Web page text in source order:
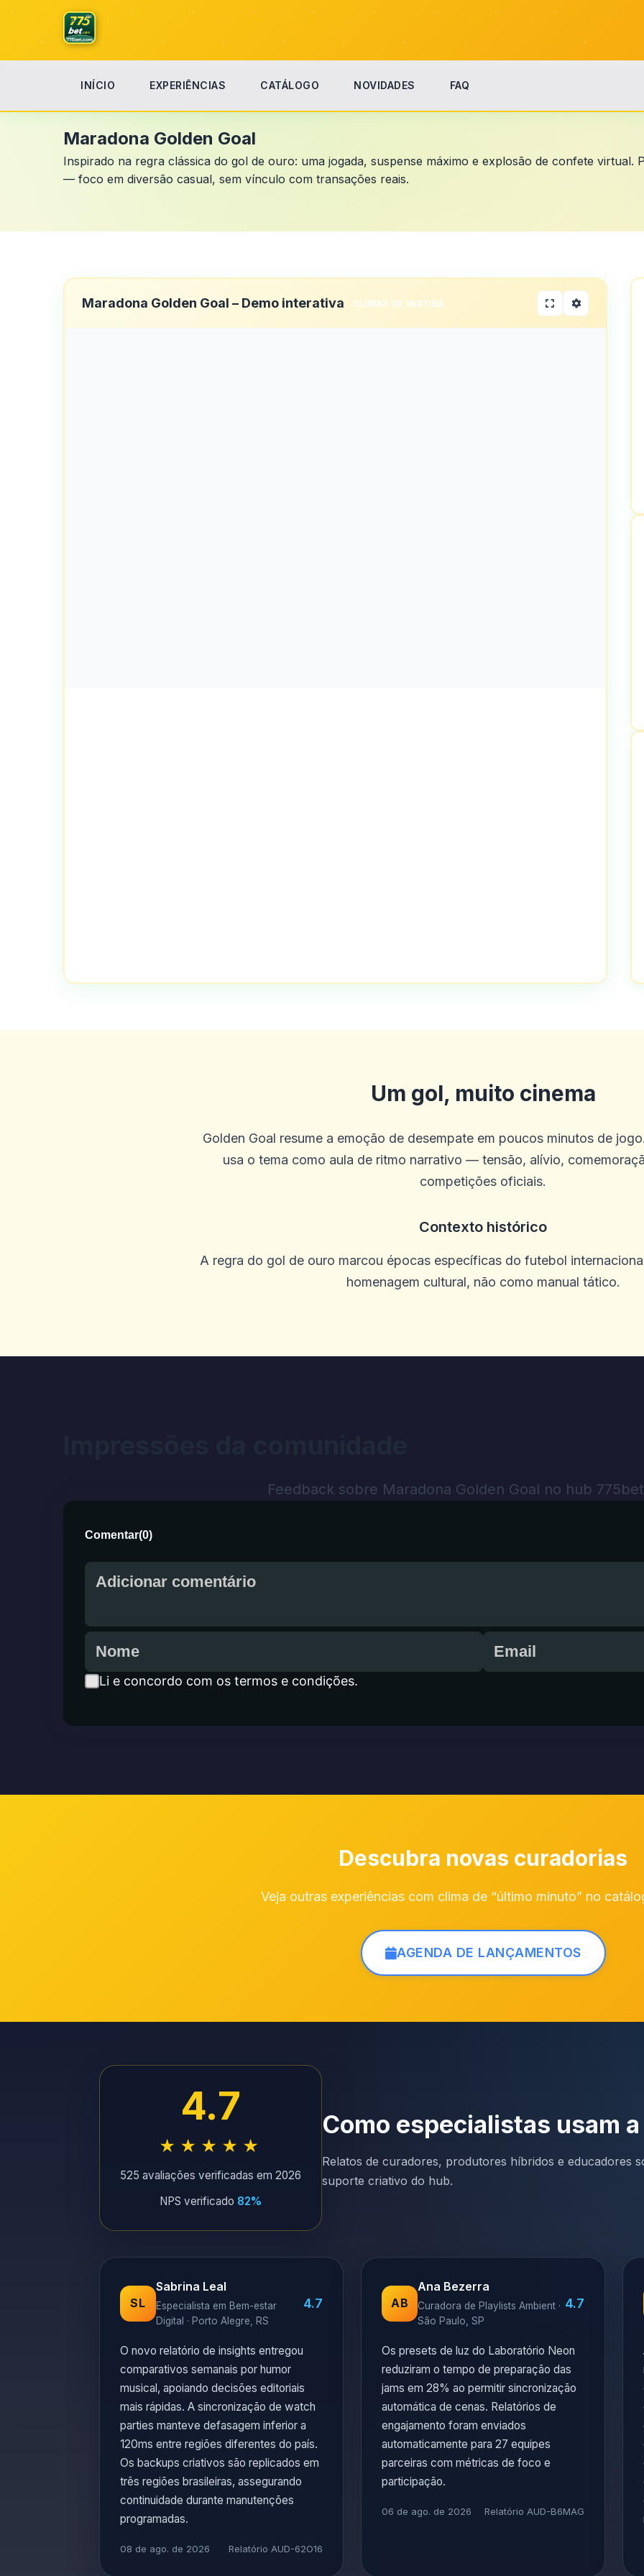
INÍCIO EXPERIÊNCIAS CATÁLOGO NOVIDADES FAQ
Maradona Golden Goal
Inspirado na regra clássica do gol de ouro: uma jogada, suspense máximo e explosão de confete
— foco em diversão casual, sem vínculo com transações reais.
Maradona Golden Goal – Demo interativa CLÍMAX DE PARTIDA
Um gol, muito cinema
Golden Goal resume a emoção de desempate em poucos minutos de
usa o tema como aula de ritmo narrativo — tensão, alívio,
competições oficiais.
Contexto histórico
A regra do gol de ouro marcou épocas específicas do futebol
homenagem cultural, não como manual tático.
Feedback sobre Maradona Golden Goal no hub
Comentar(0)
Li e concordo com os termos e condições.
Descubra novas curadorias
Veja outras experiências com clima de “último minuto” no
AGENDA DE LANÇAMENTOS
4.7
★★★★★
525 avaliações verificadas em 2026
NPS verificado 82%
Como especialistas usam
Relatos de curadores, produtores híbridos e educadores
suporte criativo do hub.
SL
Sabrina Leal
Especialista em Bem-estar
Digital · Porto Alegre, RS
4.7
O novo relatório de insights entregou
comparativos semanais por humor
musical, apoiando decisões editoriais
mais rápidas. A sincronização de watch
parties manteve defasagem inferior a
120ms entre regiões diferentes do país.
Os backups criativos são replicados em
três regiões brasileiras, assegurando
continuidade durante manutenções
programadas.
08 de ago. de 2026 Relatório AUD-62O16
AB
Ana Bezerra
Curadora de Playlists Ambient ·
São Paulo, SP
4.7
Os presets de luz do Laboratório Neon
reduziram o tempo de preparação das
jams em 28% ao permitir sincronização
automática de cenas. Relatórios de
engajamento foram enviados
automaticamente para 27 equipes
parceiras com métricas de foco e
participação.
06 de ago. de 2026 Relatório AUD-B6MAG